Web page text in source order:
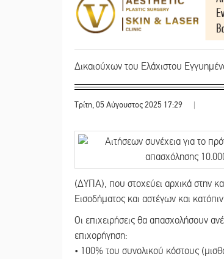
Δικαιούχων του Ελάχιστου
Τρίτη, 05 Αύγουστος 2025 17:29 |
(ΔΥΠΑ), που στοχεύει αρχικά στην
Εισοδήματος και αστέγων και
Οι επιχειρήσεις θα απασχολήσουν
επιχορήγηση:
• 100% του συνολικού κόστους